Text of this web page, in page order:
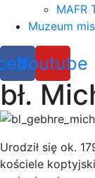
MAFR
Muzeum
Youtube
bł.
Urodził się ok.
kościele